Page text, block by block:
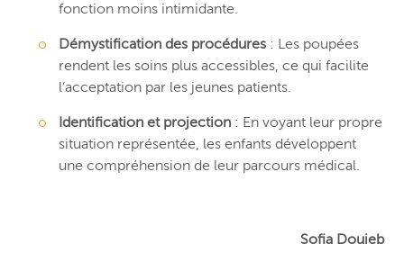
fonction moins intimidante.
Démystification des procédures : Les poupées
rendent les soins plus accessibles, ce qui facilite
l’acceptation par les jeunes patients.
Identification et projection : En voyant leur propre
situation représentée, les enfants développent
une compréhension de leur parcours médical.
Sofia Douieb